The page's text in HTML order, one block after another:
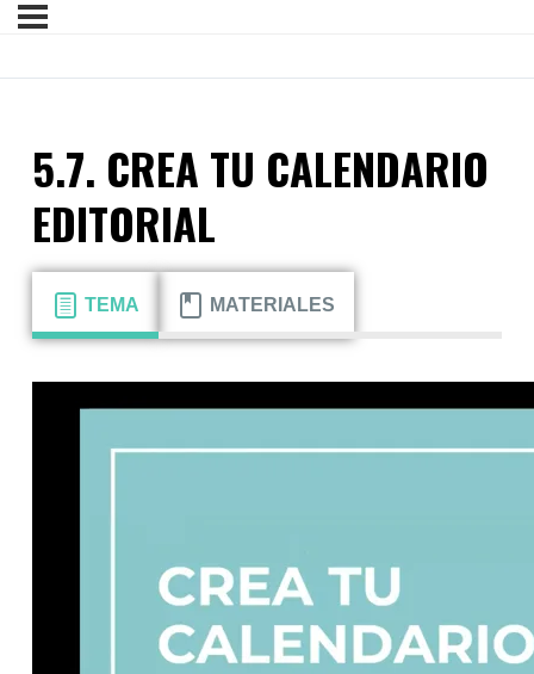
5.7. CREA TU CALENDARIO
EDITORIAL
TEMA MATERIALES